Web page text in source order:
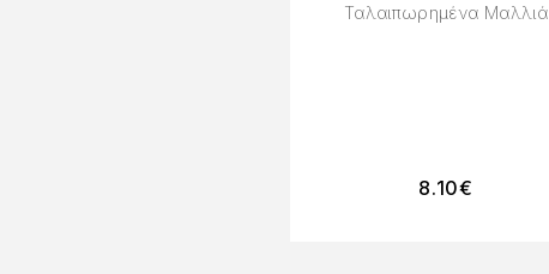
Ταλαιπωρημένα Μαλλιά
8.10€